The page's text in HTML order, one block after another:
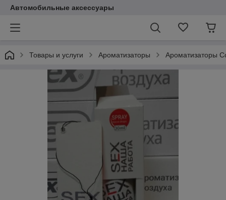
Автомобильные аксессуары
Товары и услуги Ароматизаторы Ароматизаторы